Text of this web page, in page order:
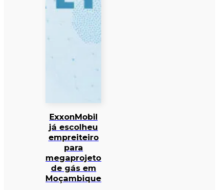
ExxonMobil
já escolheu
empreiteiro
para
megaprojeto
de gás em
Moçambique